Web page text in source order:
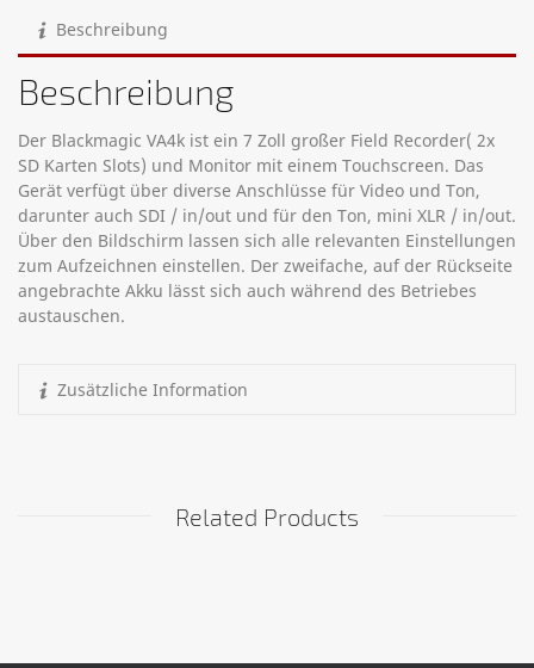
Beschreibung
Beschreibung
Der Blackmagic VA4k ist ein 7 Zoll großer Field Recorder( 2x
SD Karten Slots) und Monitor mit einem Touchscreen. Das
Gerät verfügt über diverse Anschlüsse für Video und Ton,
darunter auch SDI / in/out und für den Ton, mini XLR / in/out.
Über den Bildschirm lassen sich alle relevanten Einstellungen
zum Aufzeichnen einstellen. Der zweifache, auf der Rückseite
angebrachte Akku lässt sich auch während des Betriebes
austauschen.
Zusätzliche Information
Related Products